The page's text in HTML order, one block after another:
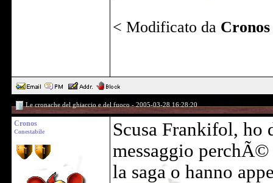
< Modificato da Cronos
Le cronache del ghiaccio e del fuoco - 2005-03-28 16:28:20
Cronos
Conestabile
Scusa Frankifol, ho
messaggio
la saga o hanno